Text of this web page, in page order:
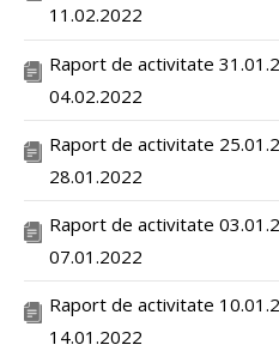
11.02.2022
Raport de activitate
04.02.2022
Raport de activitate
28.01.2022
Raport de activitate
07.01.2022
Raport de activitate
14.01.2022